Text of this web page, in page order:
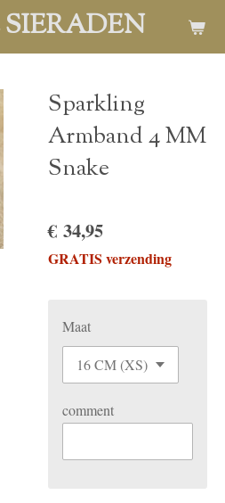
Sparkling
Armband 4 MM
Snake
€ 34,95
GRATIS verzending
Maat
comment